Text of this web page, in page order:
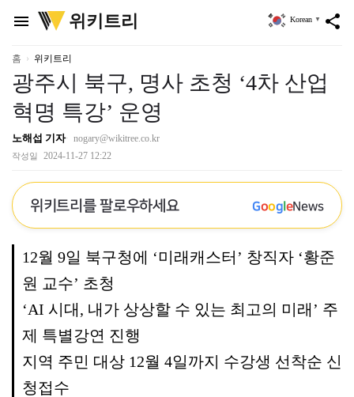
menu
위
키
리
위키트리 share
Korean ▼
홈 위키트리
광주시 북구, 명사 초청 ‘4차 산업
혁명 특강’ 운영
노해섭 기자 nogary@wikitree.co.kr
작성일 2024-11-27 12:22
위키트리를 팔로우하세요 GoogleNews
12월 9일 북구청에 ‘미래캐스터’ 창직자 ‘황준
원 교수’ 초청
‘AI 시대, 내가 상상할 수 있는 최고의 미래’ 주
제 특별강연 진행
지역 주민 대상 12월 4일까지 수강생 선착순 신
청접수